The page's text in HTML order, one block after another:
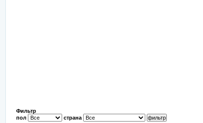
Фильтр
пол
страна